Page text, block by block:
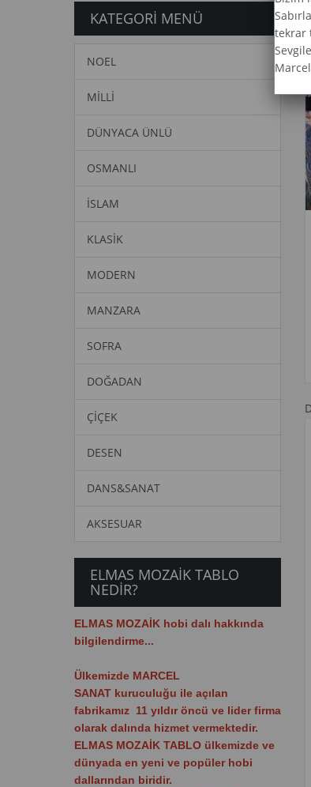
KATEGORI MENÜ
NOEL
MİLLİ
DÜNYACA ÜNLÜ
OSMANLI
İSLAM
KLASİK
MODERN
MANZARA
SOFRA
DOĞADAN
ÇİÇEK
DESEN
DANS&SANAT
AKSESUAR
ELMAS MOZAİK TABLO
NEDİR?
ELMAS MOZAİK hobi dalı hakkında
bilgilendirme...
Ülkemizde MARCEL
SANATkuruculuğu ile açılan
fabrikamız 11 yıldır öncü ve lider firma
olarak dalında hizmet vermektedir.
ELMAS MOZAİK TABLO ülkemizde ve
dünyada en yeni ve popüler hobi
dallarından biridir.
tekrar